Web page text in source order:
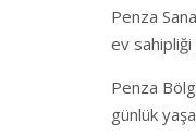
Penza
ev
Penza
günlük